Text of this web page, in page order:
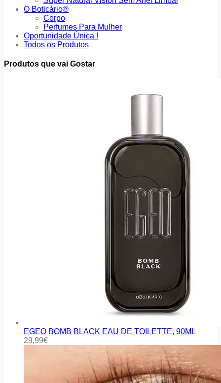
O Boticário®
Corpo
Perfumes Para Mulher
Oportunidade Única !
Todos os Produtos
Produtos que vai Gostar
EGEO BOMB BLACK EAU DE TOILETTE, 90ML
29,99€